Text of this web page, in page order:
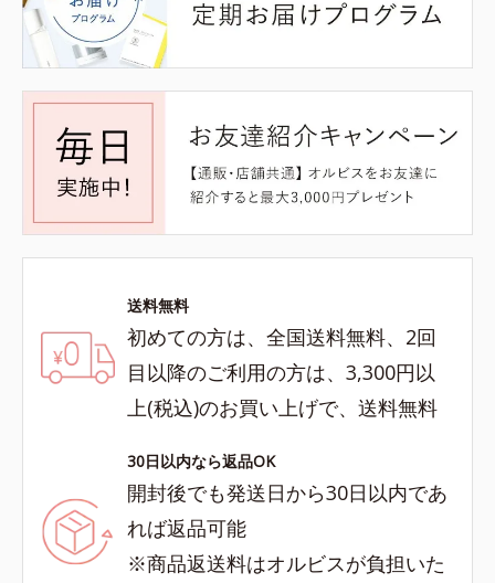
送料無料
初めての方は、全国送料無料、2回
目以降のご利用の方は、3,300円以
上(税込)のお買い上げで、送料無料
30日以内なら返品OK
開封後でも発送日から30日以内であ
れば返品可能
※商品返送料はオルビスが負担いた